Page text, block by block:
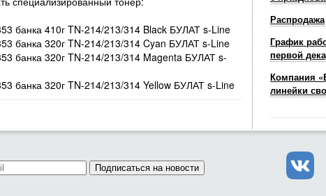
банка 410г TN-214/213/314 Black БУЛАТ s-Line
банка 320г TN-214/213/314 Cyan БУЛАТ s-Line
банка 320г TN-214/213/314 Magenta БУЛАТ s-
банка 320г TN-214/213/314 Yellow БУЛАТ s-Line
Распродажа
График
первой
Компания
линейки
Подписаться на новости